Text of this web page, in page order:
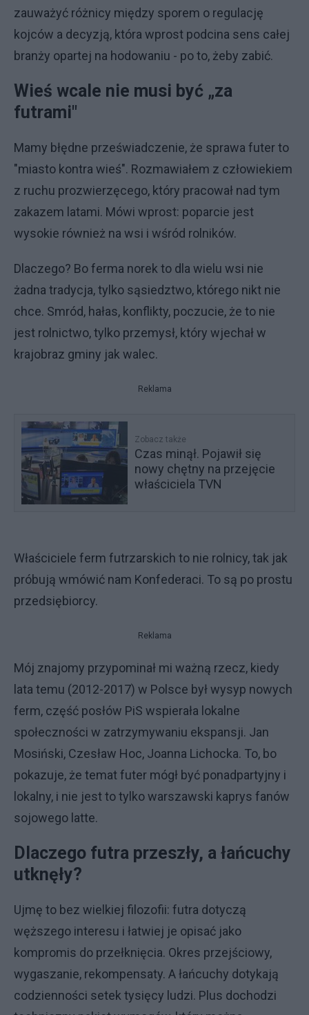
zauważyć różnicy między sporem o regulację
kojców a decyzją, która wprost podcina sens całej
branży opartej na hodowaniu - po to, żeby zabić.
Wieś wcale nie musi być „za
futrami"
Mamy błędne przeświadczenie, że sprawa futer to
"miasto kontra wieś". Rozmawiałem z człowiekiem
z ruchu prozwierzęcego, który pracował nad tym
zakazem latami. Mówi wprost: poparcie jest
wysokie również na wsi i wśród rolników.
Dlaczego? Bo ferma norek to dla wielu wsi nie
żadna tradycja, tylko sąsiedztwo, którego nikt nie
chce. Smród, hałas, konflikty, poczucie, że to nie
jest rolnictwo, tylko przemysł, który wjechał w
krajobraz gminy jak walec.
Reklama
Zobacz także
Czas minął. Pojawił się
nowy chętny na przejęcie
właściciela TVN
Właściciele ferm futrzarskich to nie rolnicy, tak jak
próbują wmówić nam Konfederaci. To są po prostu
przedsiębiorcy.
Reklama
Mój znajomy przypominał mi ważną rzecz, kiedy
lata temu (2012-2017) w Polsce był wysyp nowych
ferm, część posłów PiS wspierała lokalne
społeczności w zatrzymywaniu ekspansji. Jan
Mosiński, Czesław Hoc, Joanna Lichocka. To, bo
pokazuje, że temat futer mógł być ponadpartyjny i
lokalny, i nie jest to tylko warszawski kaprys fanów
sojowego latte.
Dlaczego futra przeszły, a łańcuchy
utknęły?
Ujmę to bez wielkiej filozofii: futra dotyczą
węższego interesu i łatwiej je opisać jako
kompromis do przełknięcia. Okres przejściowy,
wygaszanie, rekompensaty. A łańcuchy dotykają
codzienności setek tysięcy ludzi. Plus dochodzi